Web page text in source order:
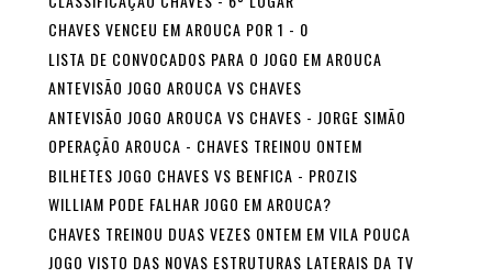
CHAVES VENCEU EM AROUCA POR 1 - 0
LISTA DE CONVOCADOS PARA O JOGO EM AROUCA
ANTEVISÃO JOGO AROUCA VS CHAVES
ANTEVISÃO JOGO AROUCA VS CHAVES - JORGE SIMÃO
OPERAÇÃO AROUCA - CHAVES TREINOU ONTEM
BILHETES JOGO CHAVES VS BENFICA - PROZIS
WILLIAM PODE FALHAR JOGO EM AROUCA?
CHAVES TREINOU DUAS VEZES ONTEM EM VILA POUCA
JOGO VISTO DAS NOVAS ESTRUTURAS LATERAIS DA TV